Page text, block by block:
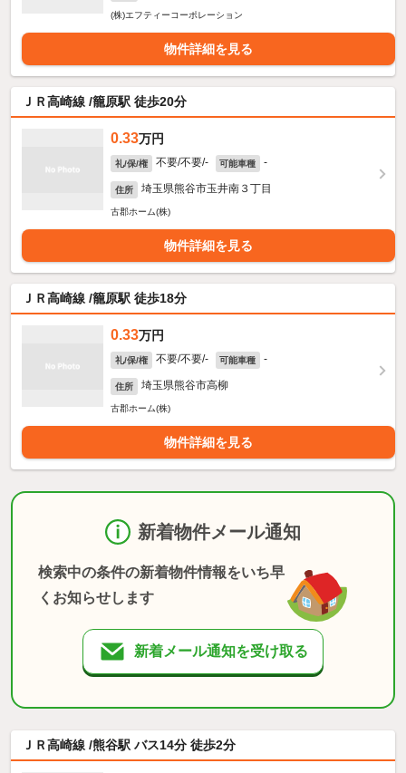
(株)エフティーコーポレーション
物件詳細を見る
ＪＲ高崎線 /籠原駅 徒歩20分
0.33万円
礼/保/権 不要/不要/- 可能車種 -
住所 埼玉県熊谷市玉井南３丁目
古郡ホーム(株)
物件詳細を見る
ＪＲ高崎線 /籠原駅 徒歩18分
0.33万円
礼/保/権 不要/不要/- 可能車種 -
住所 埼玉県熊谷市高柳
古郡ホーム(株)
物件詳細を見る
新着物件メール通知
検索中の条件の新着物件情報をいち早
くお知らせします
新着メール通知を受け取る
ＪＲ高崎線 /熊谷駅 バス14分 徒歩2分